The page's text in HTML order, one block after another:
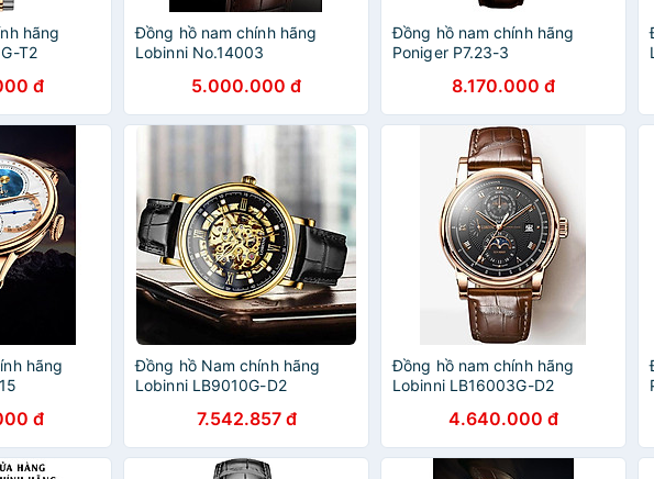
hãng
T2
đ
Đồng hồ nam chính hãng
Lobinni No.14003
5.000.000 đ
Đồng hồ nam chính hãng
Poniger P7.23-3
8.170.000 đ
hãng
đ
Đồng hồ Nam chính hãng
Lobinni LB9010G-D2
7.542.857 đ
Đồng hồ nam chính hãng
Lobinni LB16003G-D2
4.640.000 đ